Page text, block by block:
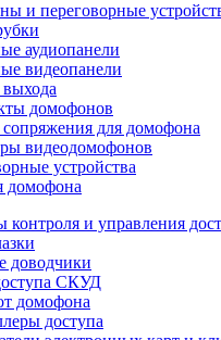
и переговорные
аудиопанели
видеопанели
домофонов
для домофона
видеодомофонов
устройства
домофона
контроля и управления
доводчики
СКУД
домофона
доступа